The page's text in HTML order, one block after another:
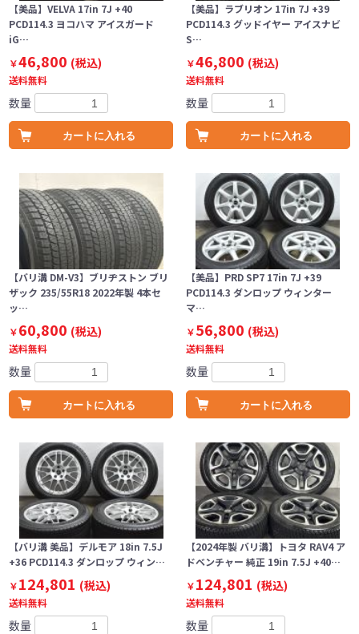
【美品】VELVA 17in 7J +40
PCD114.3 ヨコハマ アイスガード
iG…
￥46,800 (税込)
送料無料
数量
カートに入れる
【美品】ラブリオン 17in 7J +39
PCD114.3 グッドイヤー アイスナビ
S…
￥46,800 (税込)
送料無料
数量
カートに入れる
【バリ溝 DM-V3】ブリヂストン ブリ
ザック 235/55R18 2022年製 4本セ
ッ…
￥60,800 (税込)
送料無料
数量
カートに入れる
【美品】PRD SP7 17in 7J +39
PCD114.3 ダンロップ ウィンター
マ…
￥56,800 (税込)
送料無料
数量
カートに入れる
【バリ溝 美品】デルモア 18in 7.5J
+36 PCD114.3 ダンロップ ウィン…
￥124,801 (税込)
送料無料
数量
【2024年製 バリ溝】トヨタ RAV4 ア
ドベンチャー 純正 19in 7.5J +40…
￥124,801 (税込)
送料無料
数量